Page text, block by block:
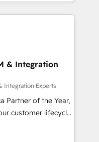
Buying
a stale portal?
（マーケティング・営
・グループ会社・部
再構築します。意
します。 1️⃣
タの一元化から、
Hub統合運用、デー
統合に対応します。
移行を設計・実装。
& Integration
Integration Experts
Partner of the Year,
customer lifecycle
ecosystem
(AI &